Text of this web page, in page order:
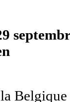
Belgique